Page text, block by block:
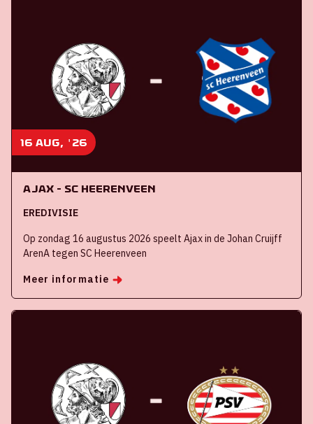
16 aug, '26
Ajax - SC Heerenveen
EREDIVISIE
Op zondag 16 augustus 2026 speelt Ajax in de Johan Cruijff
ArenA tegen SC Heerenveen
Meer informatie